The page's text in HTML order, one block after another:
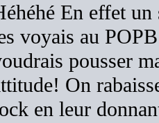
En effet
voyais au
pousser
On
en leur